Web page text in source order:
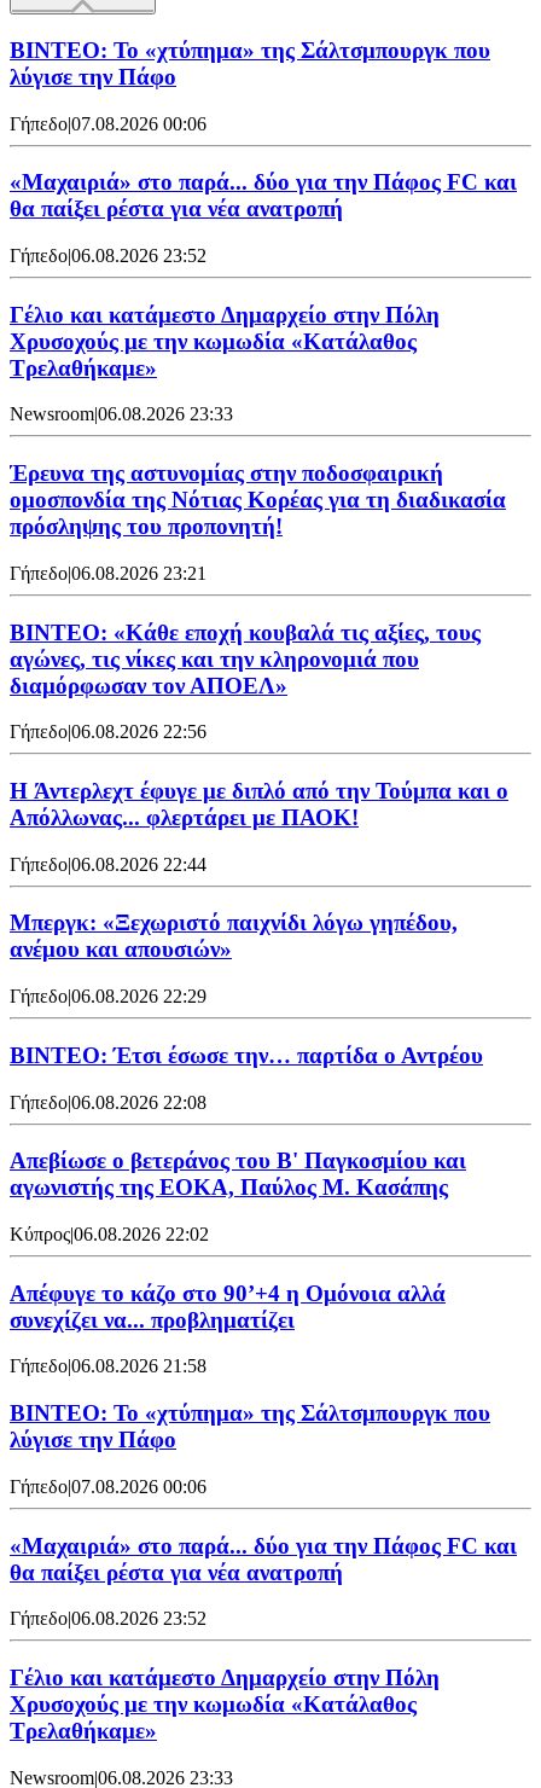
ΒΙΝΤΕΟ: Το «χτύπημα» της Σάλτσμπουργκ που
λύγισε την Πάφο
Γήπεδο|07.08.2026 00:06
«Μαχαιριά» στο παρά... δύο για την Πάφος FC και
θα παίξει ρέστα για νέα ανατροπή
Γήπεδο|06.08.2026 23:52
Γέλιο και κατάμεστο Δημαρχείο στην Πόλη
Χρυσοχούς με την κωμωδία «Κατάλαθος
Τρελαθήκαμε»
Newsroom|06.08.2026 23:33
Έρευνα της αστυνομίας στην ποδοσφαιρική
ομοσπονδία της Νότιας Κορέας για τη διαδικασία
πρόσληψης του προπονητή!
Γήπεδο|06.08.2026 23:21
ΒΙΝΤΕΟ: «Κάθε εποχή κουβαλά τις αξίες, τους
αγώνες, τις νίκες και την κληρονομιά που
διαμόρφωσαν τον ΑΠΟΕΛ»
Γήπεδο|06.08.2026 22:56
H Άντερλεχτ έφυγε με διπλό από την Τούμπα και ο
Απόλλωνας... φλερτάρει με ΠΑΟΚ!
Γήπεδο|06.08.2026 22:44
Μπεργκ: «Ξεχωριστό παιχνίδι λόγω γηπέδου,
ανέμου και απουσιών»
Γήπεδο|06.08.2026 22:29
ΒΙΝΤΕΟ: Έτσι έσωσε την… παρτίδα ο Αντρέου
Γήπεδο|06.08.2026 22:08
Απεβίωσε ο βετεράνος του Β' Παγκοσμίου και
αγωνιστής της ΕΟΚΑ, Παύλος Μ. Κασάπης
Κύπρος|06.08.2026 22:02
Απέφυγε το κάζο στο 90’+4 η Ομόνοια αλλά
συνεχίζει να... προβληματίζει
Γήπεδο|06.08.2026 21:58
ΒΙΝΤΕΟ: Το «χτύπημα» της Σάλτσμπουργκ που
λύγισε την Πάφο
Γήπεδο|07.08.2026 00:06
«Μαχαιριά» στο παρά... δύο για την Πάφος FC και
θα παίξει ρέστα για νέα ανατροπή
Γήπεδο|06.08.2026 23:52
Γέλιο και κατάμεστο Δημαρχείο στην Πόλη
Χρυσοχούς με την κωμωδία «Κατάλαθος
Τρελαθήκαμε»
Newsroom|06.08.2026 23:33